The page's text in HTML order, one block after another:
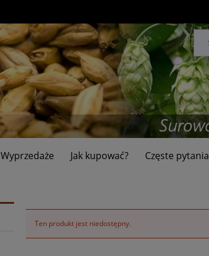
Wyprzedaże Jak kupować? Częste pytania
Ten produkt jest niedostępny.